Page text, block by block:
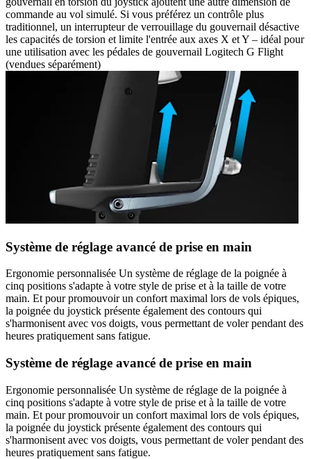
commande au vol simulé. Si vous préférez un contrôle plus
traditionnel, un interrupteur de verrouillage du gouvernail désactive
les capacités de torsion et limite l'entrée aux axes X et Y – idéal pour
une utilisation avec les pédales de gouvernail Logitech G Flight
(vendues séparément)
Système de réglage avancé de prise en main
Ergonomie personnalisée Un système de réglage de la poignée à
cinq positions s'adapte à votre style de prise et à la taille de votre
main. Et pour promouvoir un confort maximal lors de vols épiques,
la poignée du joystick présente également des contours qui
s'harmonisent avec vos doigts, vous permettant de voler pendant des
heures pratiquement sans fatigue.
Système de réglage avancé de prise en main
Ergonomie personnalisée Un système de réglage de la poignée à
cinq positions s'adapte à votre style de prise et à la taille de votre
main. Et pour promouvoir un confort maximal lors de vols épiques,
la poignée du joystick présente également des contours qui
s'harmonisent avec vos doigts, vous permettant de voler pendant des
heures pratiquement sans fatigue.